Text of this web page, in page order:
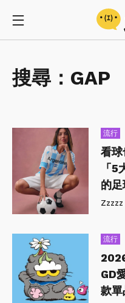
搜尋： GAP
流行
看球
「
的
Zzzzz
流行
GD
款單